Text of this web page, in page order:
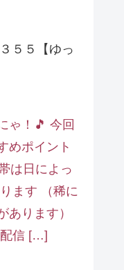
５５【ゆっ
ゃ！🎵 今回
めポイント
は日によっ
ます （稀に
あります）
配信 […]